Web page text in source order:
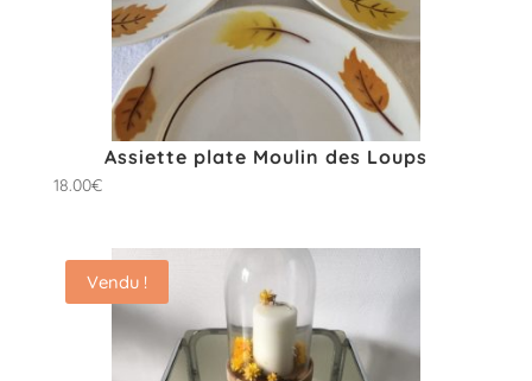
Assiette plate Moulin des Loups
18.00€
Vendu !